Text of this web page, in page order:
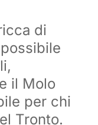
di
il Molo
per chi
Tronto.